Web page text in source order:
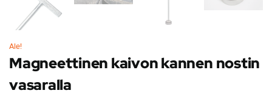
Ale!
Magneettinen kaivon kannen nostin
vasaralla